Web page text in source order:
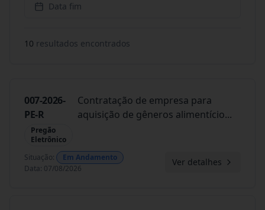
Data fim
10 resultados encontrados
007-2026-
PE-R
Pregão
Eletrônico
Contratação de empresa para
aquisição de gêneros alimentício...
Situação:
Em Andamento
Data: 07/08/2026
Ver detalhes